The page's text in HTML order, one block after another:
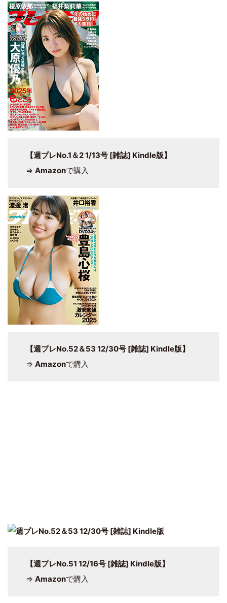
【週プレNo.1＆2 1/13号 [雑誌] Kindle版】
⇒ Amazonで購入
【週プレNo.52＆53 12/30号 [雑誌] Kindle版】
⇒ Amazonで購入
【週プレNo.51 12/16号 [雑誌] Kindle版】
⇒ Amazonで購入